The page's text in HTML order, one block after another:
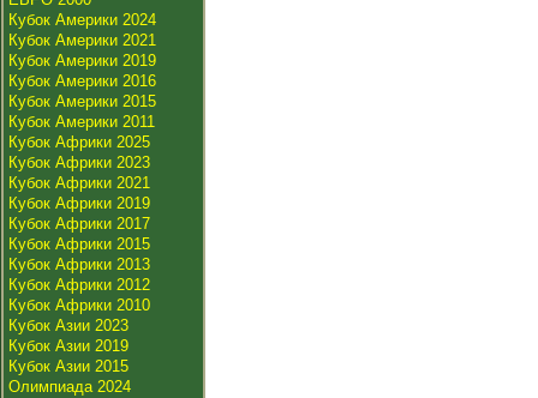
Кубок Америки 2024
Кубок Америки 2021
Кубок Америки 2019
Кубок Америки 2016
Кубок Америки 2015
Кубок Америки 2011
Кубок Африки 2025
Кубок Африки 2023
Кубок Африки 2021
Кубок Африки 2019
Кубок Африки 2017
Кубок Африки 2015
Кубок Африки 2013
Кубок Африки 2012
Кубок Африки 2010
Кубок Азии 2023
Кубок Азии 2019
Кубок Азии 2015
Олимпиада 2024